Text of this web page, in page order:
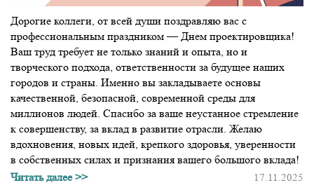
Дорогие коллеги, от всей души поздравляю вас с
профессиональным праздником — Днем проектировщика!
Ваш труд требует не только знаний и опыта, но и
творческого подхода, ответственности за будущее наших
городов и страны. Именно вы закладываете основы
качественной, безопасной, современной среды для
миллионов людей. Спасибо за ваше неустанное стремление
к совершенству, за вклад в развитие отрасли. Желаю
вдохновения, новых идей, крепкого здоровья, уверенности
в собственных силах и признания вашего большого вклада!
Читать далее >>
17.11.2025